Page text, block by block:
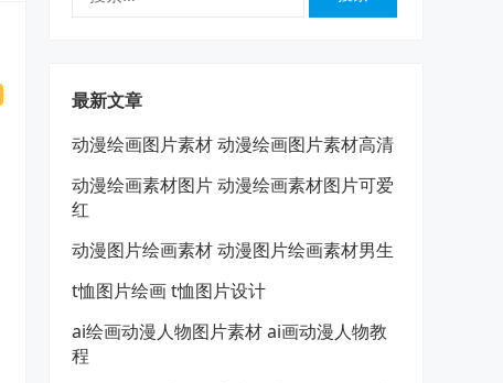
最新文章
动漫绘画图片素材 动漫绘画图片素材高清
动漫绘画素材图片 动漫绘画素材图片可爱
红
动漫图片绘画素材 动漫图片绘画素材男生
t恤图片绘画 t恤图片设计
ai绘画动漫人物图片素材 ai画动漫人物教
程